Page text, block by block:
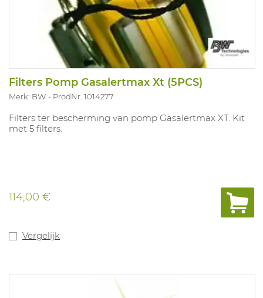
Filters Pomp Gasalertmax Xt (5PCS)
Merk: BW ProdNr. 1014277
Filters ter bescherming van pomp Gasalertmax XT. Kit
met 5 filters.
114,00 €
Vergelijk